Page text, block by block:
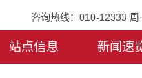
咨询热线：010-12333
站点信息 新闻速